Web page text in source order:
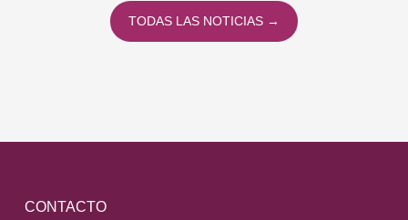
TODAS LAS NOTICIAS →
CONTACTO